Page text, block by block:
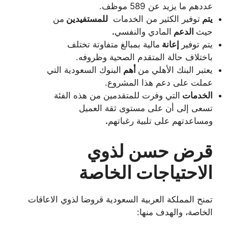
عددهم ما يزيد عن 589 موظف.
يتم توفير الكثير من الخدمات للمستفيدين من
حيث الدعم المادي والنفسي.
يتم توفير إعانة مالية بمبالغ متفاوتة تختلف
باختلاف حالة المتقدم الصحية وظروفه.
يعتبر البنك الأهلي من أهم البنوك السعودية التي
عملت على دعم هذا المشروع.
الخدمات التي وفرت للمتقدمين من هذه الفئة
تسعى إلى أن على مستوى ثقة العميل
ومساعدتهم على تلبية رغباتهم.
قرض حسن لذوي
الاحتياجات الخاصة
تمنح المملكة العربية السعودية قروضا لذوي الاعاقات
الخاصة، والهدف منها: